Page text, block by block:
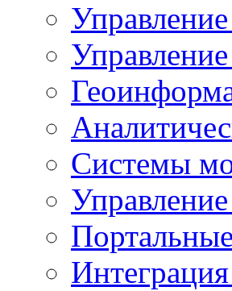
Системы